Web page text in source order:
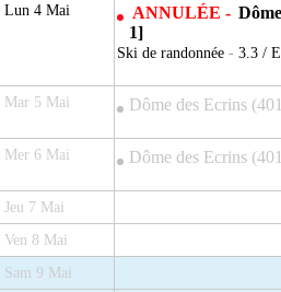
Lun 4 Mai
ANNULÉE -
1]
Ski de randonnée - 3.3 /
Mar 5 Mai Dôme des Ecrins
Mer 6 Mai Dôme des Ecrins
Jeu 7 Mai
Ven 8 Mai
Sam 9 Mai